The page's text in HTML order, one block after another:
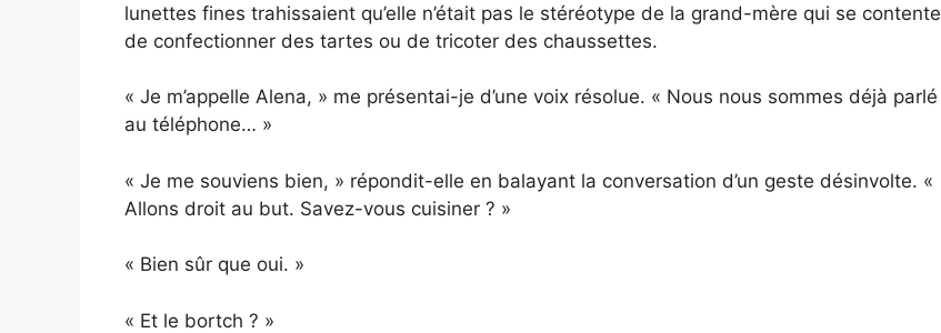
lunettes fines trahissaient qu’elle n’était pas le stéréotype de la grand-mère qui se contente
de confectionner des tartes ou de tricoter des chaussettes.
« Je m’appelle Alena, » me présentai-je d’une voix résolue. « Nous nous sommes déjà parlé
au téléphone… »
« Je me souviens bien, » répondit-elle en balayant la conversation d’un geste désinvolte. «
Allons droit au but. Savez-vous cuisiner ? »
« Bien sûr que oui. »
« Et le bortch ? »